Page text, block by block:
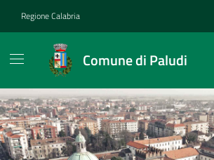
Regione Calabria
Comune di Paludi